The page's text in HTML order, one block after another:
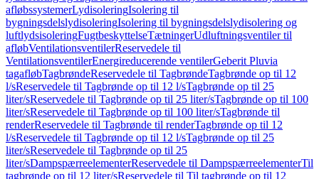
afløbssystemerLydisoleringIsolering til
bygningsdelslydisoleringIsolering til bygningsdelslydisolering og
luftlydsisoleringFugtbeskyttelseTætningerUdluftningsventiler til
afløbVentilationsventilerReservedele til
VentilationsventilerEnergireducerende ventilerGeberit Pluvia
tagafløbTagbrøndeReservedele til TagbrøndeTagbrønde op til 12
l/sReservedele til Tagbrønde op til 12 l/sTagbrønde op til 25
liter/sReservedele til Tagbrønde op til 25 liter/sTagbrønde op til 100
liter/sReservedele til Tagbrønde op til 100 liter/sTagbrønde til
renderReservedele til Tagbrønde til renderTagbrønde op til 12
l/sReservedele til Tagbrønde op til 12 l/sTagbrønde op til 25
liter/sReservedele til Tagbrønde op til 25
liter/sDampspærreelementerReservedele til DampspærreelementerTil
tagbrønde op til 12 liter/sReservedele til Til tagbrønde op til 12